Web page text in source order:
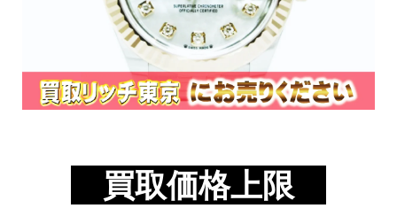
買取価格上限